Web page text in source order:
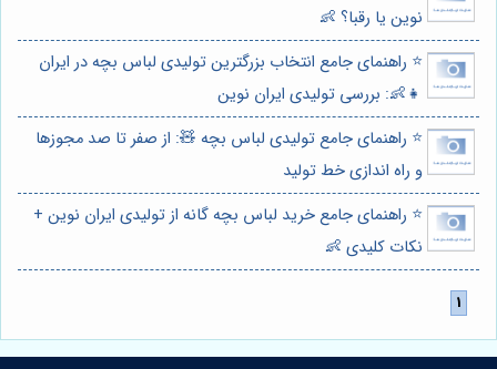
نوین یا رقبا؟ 👶
⭐️ راهنمای جامع انتخاب بزرگترین تولیدی لباس بچه در ایران
👧👶: بررسی تولیدی ایران نوین
⭐️ راهنمای جامع تولیدی لباس بچه 🧸: از صفر تا صد مجوزها
و راه اندازی خط تولید
⭐️ راهنمای جامع خرید لباس بچه گانه از تولیدی ایران نوین +
نکات کلیدی 👶